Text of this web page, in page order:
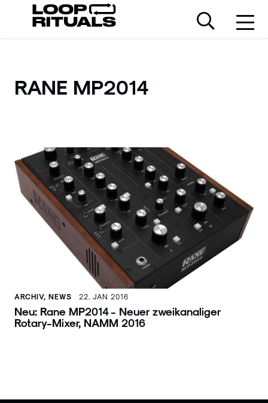
RANE MP2014
ARCHIV, NEWS 22. JAN 2016
Neu: Rane MP2014 - Neuer zweikanaliger
Rotary-Mixer, NAMM 2016